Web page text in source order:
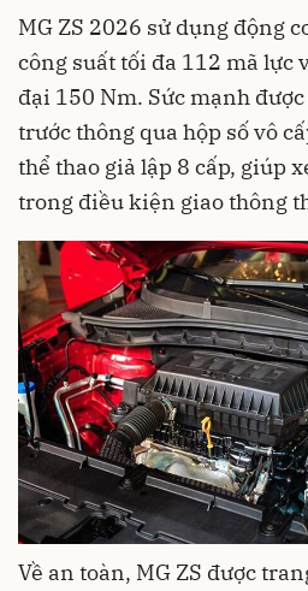
MG ZS 2026 sử dụng động
công suất tối đa 112 mã lực
đại 150 Nm. Sức mạnh
trước thông qua hộp số vô
thể thao giả lập 8 cấp, giúp
trong điều kiện giao thông
Về an toàn, MG ZS được